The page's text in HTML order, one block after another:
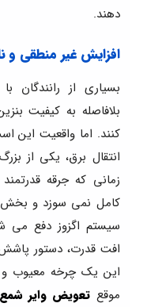
دهند.
افزایش غیر منطقی و
بسیاری از رانندگان
بلافاصله به کیفیت
کنند. اما واقعیت این
انتقال برق، یکی از
زمانی که جرقه
کامل نمی سوزد و
سیستم اگزوز دفع می
افت قدرت، دستور
این یک چرخه معیوب و
موقع تعویض وایر شمع